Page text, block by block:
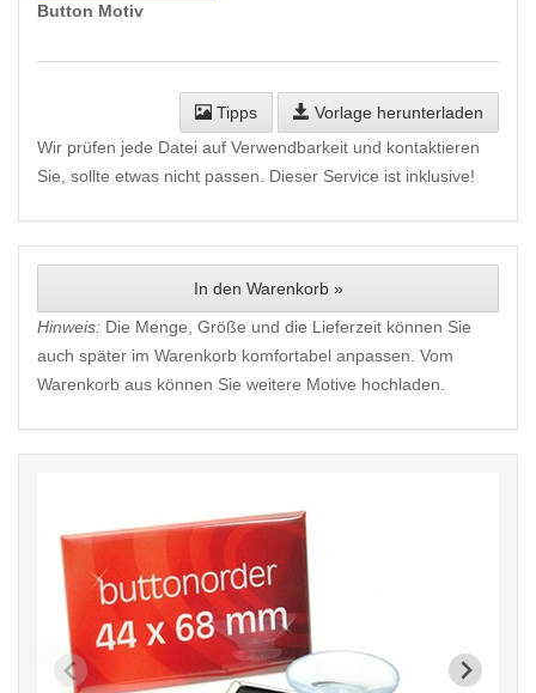
Button Motiv
Tipps
Vorlage herunterladen
Wir prüfen jede Datei auf Verwendbarkeit und kontaktieren
Sie, sollte etwas nicht passen. Dieser Service ist inklusive!
In den Warenkorb »
Hinweis: Die Menge, Größe und die Lieferzeit können Sie
auch später im Warenkorb komfortabel anpassen. Vom
Warenkorb aus können Sie weitere Motive hochladen.